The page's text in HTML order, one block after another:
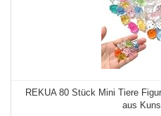
REKUA 80 Stück Mini Tiere
aus